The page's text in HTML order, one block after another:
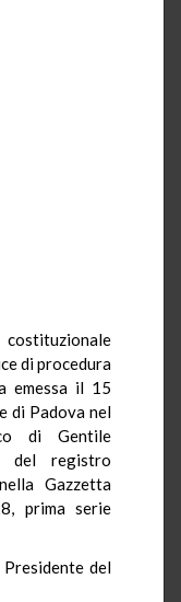
di procedura
emessa il 15
di Padova nel
di Gentile
del registro
Gazzetta
prima serie
del